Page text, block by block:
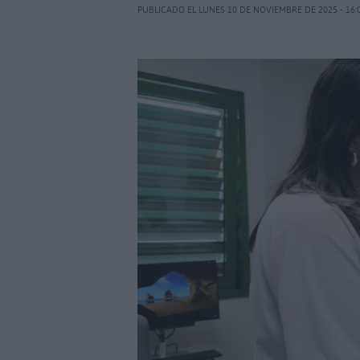
PUBLICADO EL LUNES 10 DE NOVIEMBRE DE 2025 -